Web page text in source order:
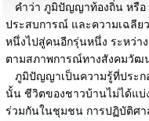
คำว่า ภูมิปัญญาท้องถิ่น หรือ
ประสบการณ์ และความเฉลีย
หนึ่งไปสู่คนอีกรุ่นหนึ่ง ระหว่า
ตามสภาพการณ์ทางสังคมวัฒ
ภูมิปัญญาเป็นความรู้ที่ประก
นั้น ชีวิตของชาวบ้านไม่ได้แบ่
ร่วมกันในชุมชน การปฏิบัติศ